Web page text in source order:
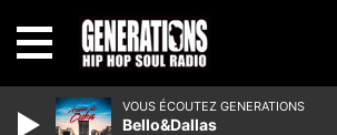
VOUS ÉCOUTEZ GENERATIONS
Bello&Dallas